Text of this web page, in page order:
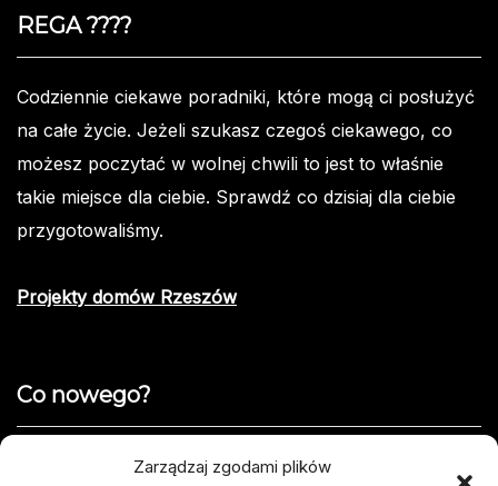
Zarządzaj zgodami plików
REGA ????️
Codziennie ciekawe poradniki, które mogą ci posłużyć
na całe życie. Jeżeli szukasz czegoś ciekawego, co
możesz poczytać w wolnej chwili to jest to właśnie
takie miejsce dla ciebie. Sprawdź co dzisiaj dla ciebie
przygotowaliśmy.
Projekty domów Rzeszów
Co nowego?
Jak opisać usterkę telefonu w formularzu naprawy